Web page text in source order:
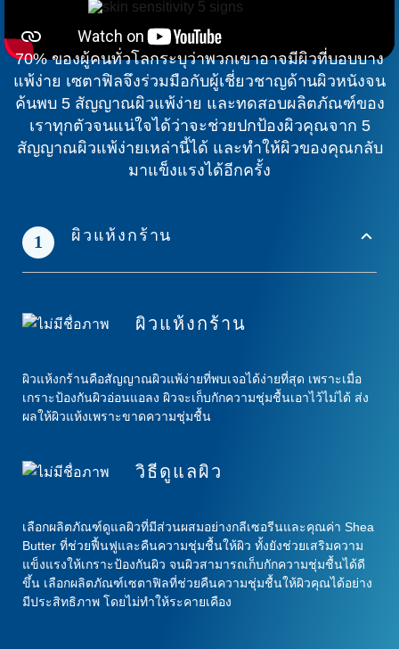
70% ของผู้คนทั่วโลกระบุว่าพวกเขาอาจมีผิวที่บอบบาง
แพ้ง่าย เซตาฟิลจึงร่วมมือกับผู้เชี่ยวชาญด้านผิวหนังจน
ค้นพบ 5 สัญญาณผิวแพ้ง่าย และทดสอบผลิตภัณฑ์ของ
เราทุกตัวจนแน่ใจได้ว่าจะช่วยปกป้องผิวคุณจาก 5
สัญญาณผิวแพ้ง่ายเหล่านี้ได้ และทำให้ผิวของคุณกลับ
มาแข็งแรงได้อีกครั้ง
1 ผิวแห้งกร้าน
ผิวแห้งกร้าน
ผิวแห้งกร้านคือสัญญาณผิวแพ้ง่ายที่พบเจอได้ง่ายที่สุด เพราะเมื่อ
เกราะป้องกันผิวอ่อนแอลง ผิวจะเก็บกักความชุ่มชื้นเอาไว้ไม่ได้ ส่ง
ผลให้ผิวแห้งเพราะขาดความชุ่มชื้น
วิธีดูแลผิว
เลือกผลิตภัณฑ์ดูแลผิวที่มีส่วนผสมอย่างกลีเซอรีนและคุณค่า Shea
Butter ที่ช่วยฟื้นฟูและคืนความชุ่มชื้นให้ผิว ทั้งยังช่วยเสริมความ
แข็งแรงให้เกราะป้องกันผิว จนผิวสามารถเก็บกักความชุ่มชื้นได้ดี
ขึ้น เลือกผลิตภัณฑ์เซตาฟิลที่ช่วยคืนความชุ่มชื้นให้ผิวคุณได้อย่าง
มีประสิทธิภาพ โดยไม่ทำให้ระคายเคือง